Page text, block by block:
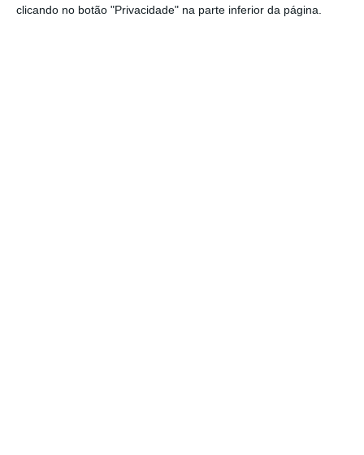
clicando no botão "Privacidade" na parte inferior da página.